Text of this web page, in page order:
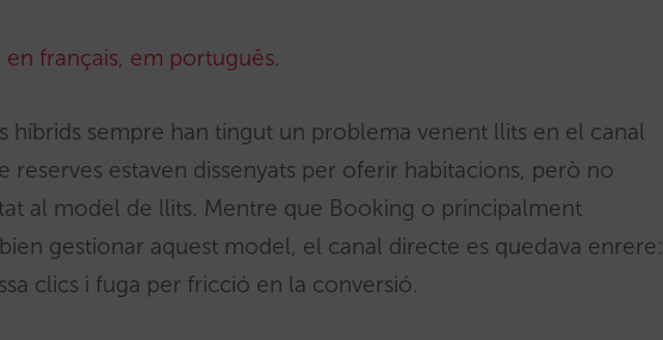
en français, em português.
híbrids sempre han tingut un problema venent llits en el canal
reserves estaven dissenyats per oferir habitacions, però no
al model de llits. Mentre que Booking o principalment
gestionar aquest model, el canal directe es quedava enrere:
clics i fuga per fricció en la conversió.